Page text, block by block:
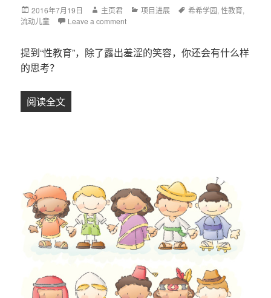
Posted
on
2016年7月19日 Author
主页君 Categories
项目进展 Tags
希希学园,性教育,
流动儿童
Leave a comment
提到“性教育”，除了露出羞涩的笑容，你还会有什么样
的思考？
阅读全文